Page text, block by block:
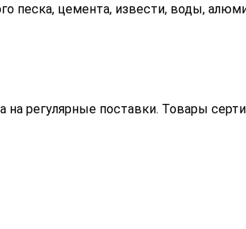
песка, цемента, извести, воды,
регулярные поставки. Товары